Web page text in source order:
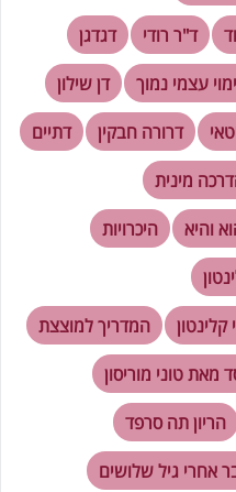
ד"ר רודי
דגדגן
עצמי נמוך
דן שילון
דרורה חבקין
דתיים
מינית
והיא
היכרויות
קלינטון
המדריך למוצצת
מאת טוני מוריסון
הריון תה סרפד
אחרי גיל שלושים